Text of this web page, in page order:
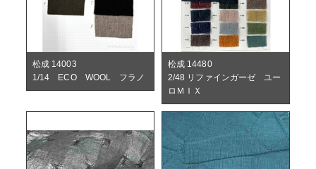
松成 14003
1/14 ECO WOOL フラノ
松成 14480
2/48 リファインガーゼ ユー
ロＭＩＸ